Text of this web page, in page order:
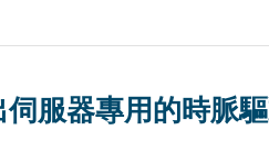
服器專用的時脈